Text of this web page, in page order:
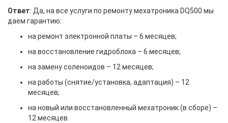
Ответ: Да, на все услуги по ремонту мехатроника DQ500 мы
даем гарантию:
на ремонт электронной платы – 6 месяцев;
на восстановление гидроблока – 6 месяцев;
на замену соленоидов – 12 месяцев;
на работы (снятие/установка, адаптация) – 12
месяцев;
на новый или восстановленный мехатроник (в сборе) –
12 месяцев.